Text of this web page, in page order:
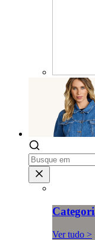
Ver tudo >